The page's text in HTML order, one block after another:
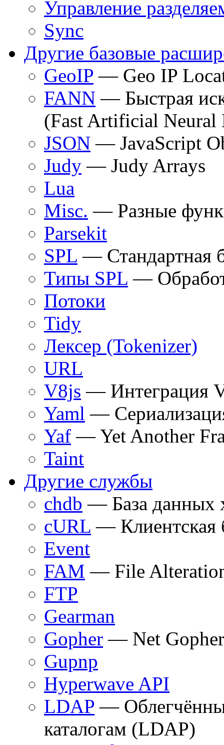
Управление
Sync
Другие базовые
GeoIP — Geo IP
FANN — Быстрая
(Fast Artificial
JSON — JavaScript
Judy — Judy Arrays
Lua
Misc. — Разные
Parsekit
SPL — Стандартная
Типы SPL —
Потоки
Tidy
Лексер (Tokenizer)
URL
V8js — Интеграция
Yaml —
Yaf — Yet Another
Taint
Другие службы
chdb — База данных
cURL — Клиентская
Event
FAM — File
FTP
Gearman
Gopher — Net Gopher
Gupnp
Hyperwave API
LDAP —
каталогам (LDAP)